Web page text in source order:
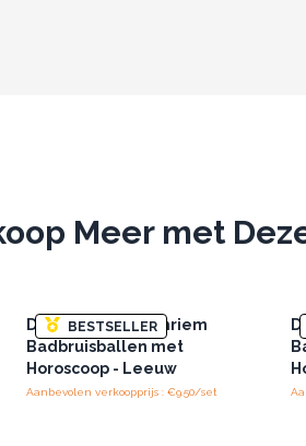
Meer met
BESTSELLER
Doos met 2 Dierenriem
Badbruisballen met
Horoscoop - Leeuw
Aanbevolen verkoopprijs : €9.50/set